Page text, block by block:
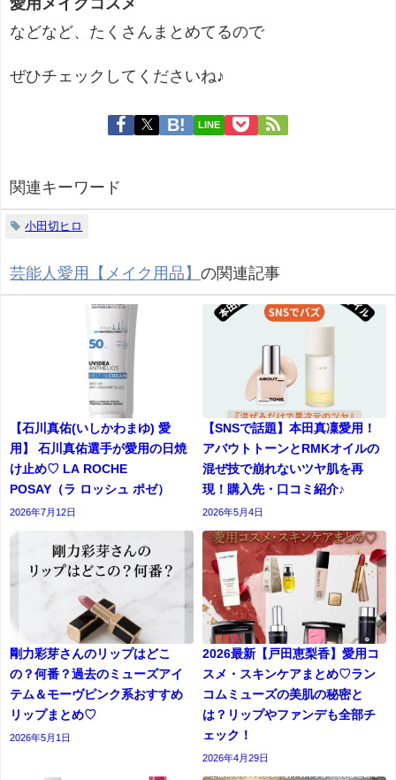
愛用メイクコスメ
などなど、たくさんまとめてるので
ぜひチェックしてくださいね♪
LINE
関連キーワード
小田切ヒロ
芸能人愛用【メイク用品】 の関連記事
【石川真佑(いしかわまゆ) 愛
用】 石川真佑選手が愛用の日焼
け止め♡ LA ROCHE
POSAY（ラ ロッシュ ポゼ）
2026年7月12日
【SNSで話題】本田真凜愛用！
アバウトトーンとRMKオイルの
混ぜ技で崩れないツヤ肌を再
現！購入先・口コミ紹介♪
2026年5月4日
剛力彩芽さんのリップはどこ
の？何番？過去のミューズアイ
テム＆モーヴピンク系おすすめ
リップまとめ♡
2026年5月1日
2026最新【戸田恵梨香】愛用コ
スメ・スキンケアまとめ♡ラン
コムミューズの美肌の秘密と
は？リップやファンデも全部チ
ェック！
2026年4月29日